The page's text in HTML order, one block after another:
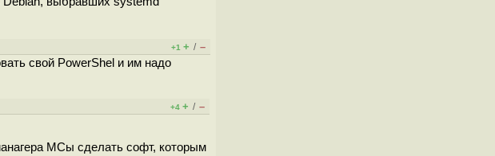
+1 + / –
свой PowerShel и им надо
+4 + / –
МСы сделать софт, которым